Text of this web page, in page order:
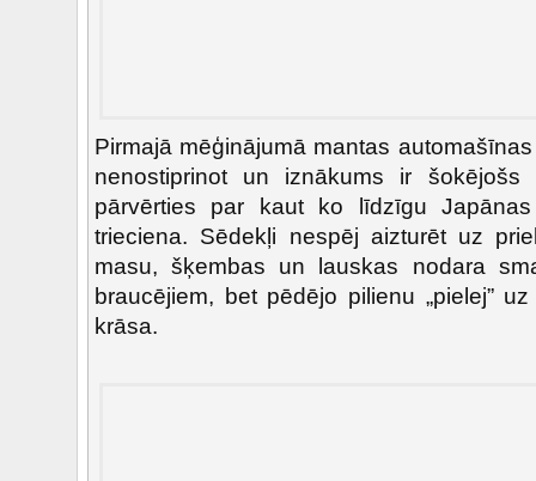
Pirmajā mēģinājumā mantas
nenostiprinot un iznākums ir
pārvērties par kaut ko līdzīgu
trieciena. Sēdekļi nespēj aizturēt uz
masu, šķembas un lauskas nodara
braucējiem, bet pēdējo pilienu „pielej”
krāsa.